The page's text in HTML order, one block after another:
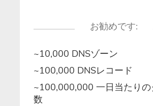
お勧めです:
~10,000 DNSゾーン
~100,000 DNSレコード
~100,000,000 一日当たり
数